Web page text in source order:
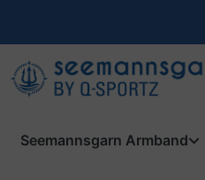
Seemannsgarn Armband